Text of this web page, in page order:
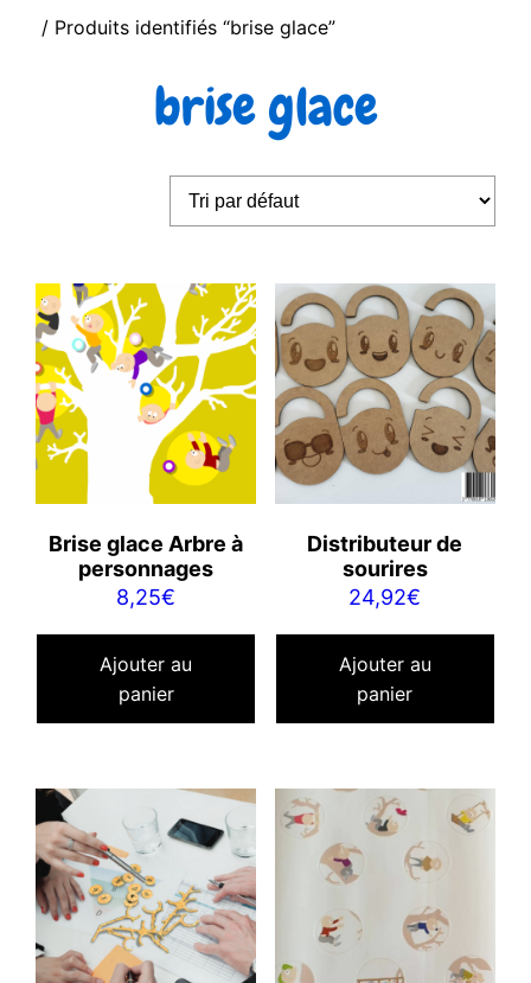
/ Produits identifiés “brise glace”
brise glace
Brise glace Arbre à
personnages
8,25€
Ajouter au
panier
Distributeur de
sourires
24,92€
Ajouter au
panier